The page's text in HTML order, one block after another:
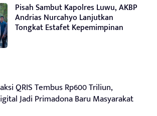
Pisah Sambut Kapolres Luwu, AKBP
Andrias Nurcahyo Lanjutkan
Tongkat Estafet Kepemimpinan
QRIS Tembus Rp600 Triliun,
Jadi Primadona Baru Masyarakat